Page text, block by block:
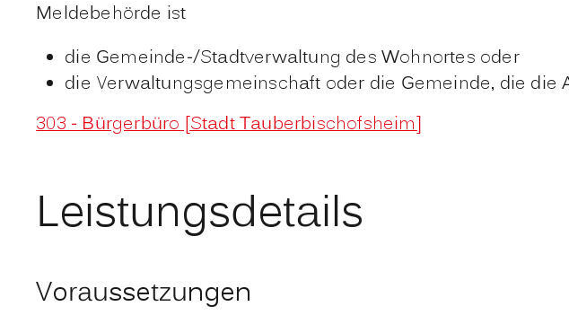
Meldebehörde ist
die Gemeinde-/Stadtverwaltung des Wohnortes oder
die Verwaltungsgemeinschaft oder die Gemeinde, die
303 - Bürgerbüro [Stadt Tauberbischofsheim]
Leistungsdetails
Voraussetzungen